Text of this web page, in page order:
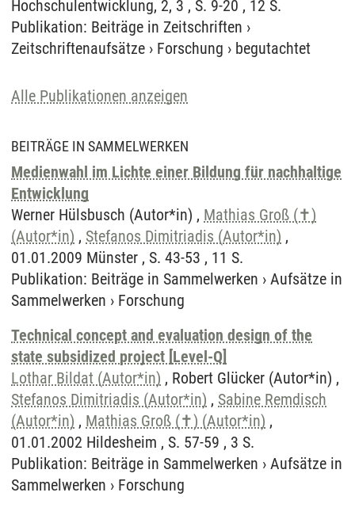
Hochschulentwicklung, 2, 3 , S. 9-20 , 12 S.
Publikation: Beiträge in Zeitschriften ›
Zeitschriftenaufsätze › Forschung › begutachtet
Alle Publikationen anzeigen
BEITRÄGE IN SAMMELWERKEN
Medienwahl im Lichte einer Bildung für nachhaltige
Entwicklung
Werner Hülsbusch (Autor*in) , Mathias Groß (✝)
(Autor*in) , Stefanos Dimitriadis (Autor*in) ,
01.01.2009 Münster , S. 43-53 , 11 S.
Publikation: Beiträge in Sammelwerken › Aufsätze in
Sammelwerken › Forschung
Technical concept and evaluation design of the
state subsidized project [Level-Q]
Lothar Bildat (Autor*in) , Robert Glücker (Autor*in) ,
Stefanos Dimitriadis (Autor*in) , Sabine Remdisch
(Autor*in) , Mathias Groß (✝) (Autor*in) ,
01.01.2002 Hildesheim , S. 57-59 , 3 S.
Publikation: Beiträge in Sammelwerken › Aufsätze in
Sammelwerken › Forschung